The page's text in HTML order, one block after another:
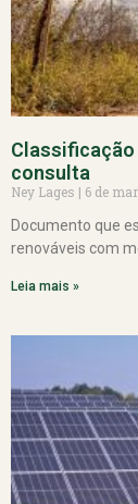
consulta
Ney Lages
6 de
Documento que
renováveis com
Leia mais »